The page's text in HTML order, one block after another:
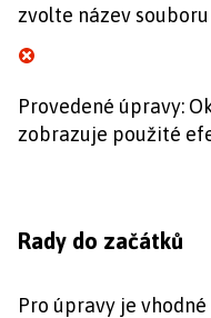
zvolte název
Provedené úpravy:
zobrazuje použité
Rady do začátků
Pro úpravy je